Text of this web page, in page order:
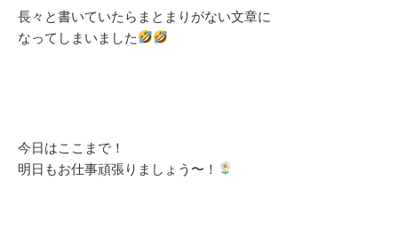
長々と書いていたらまとまりがない文章に
なってしまいました
今日はここまで！
明日もお仕事頑張りましょう〜！